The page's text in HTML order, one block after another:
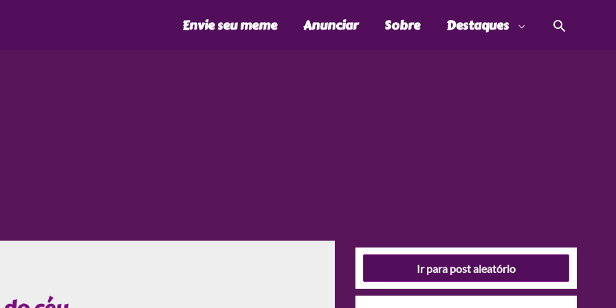
Envie seu meme Anunciar Sobre Destaques
Ir para post aleatório